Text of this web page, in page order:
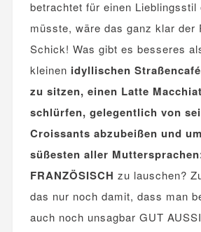
betrachtet für einen Lieblingsstil
müsste, wäre das ganz klar der
Schick! Was gibt es besseres
kleinen idyllischen
zu sitzen, einen Latte
schlürfen, gelegentlich von
Croissants abzubeißen und
süßesten aller
FRANZÖSISCH zu lauschen?
das nur noch damit, dass man
auch noch unsagbar GUT